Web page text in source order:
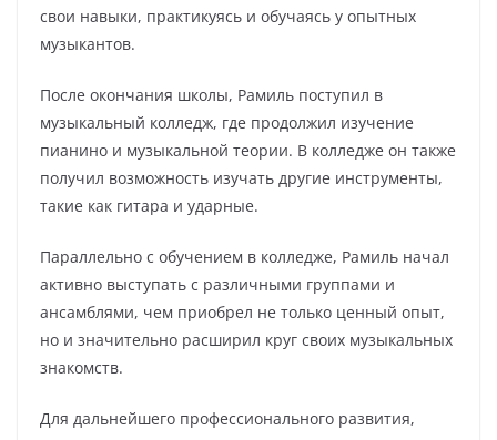
свои навыки, практикуясь и обучаясь у опытных
музыкантов.
После окончания школы, Рамиль поступил в
музыкальный колледж, где продолжил изучение
пианино и музыкальной теории. В колледже он также
получил возможность изучать другие инструменты,
такие как гитара и ударные.
Параллельно с обучением в колледже, Рамиль начал
активно выступать с различными группами и
ансамблями, чем приобрел не только ценный опыт,
но и значительно расширил круг своих музыкальных
знакомств.
Для дальнейшего профессионального развития,